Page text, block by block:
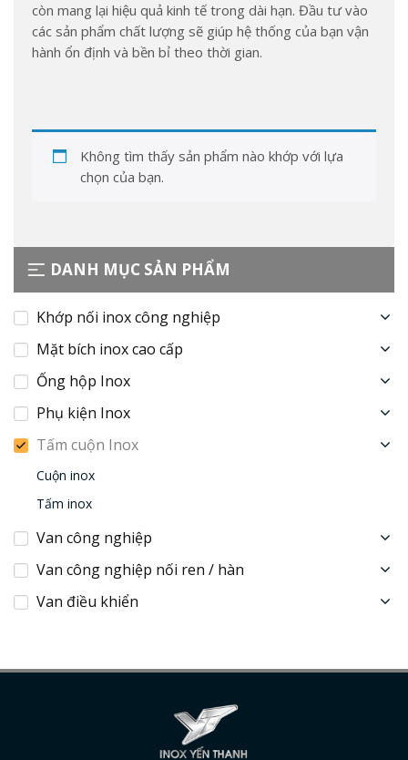
còn mang lại hiệu quả kinh tế trong dài hạn. Đầu tư vào
các sản phẩm chất lượng sẽ giúp hệ thống của bạn vận
hành ổn định và bền bỉ theo thời gian.
Không tìm thấy sản phẩm nào khớp với lựa
chọn của bạn.
DANH MỤC SẢN PHẨM
Khớp nối inox công nghiệp
Mặt bích inox cao cấp
Ống hộp Inox
Phụ kiện Inox
Tấm cuộn Inox
Cuộn inox
Tấm inox
Van công nghiệp
Van công nghiệp nối ren / hàn
Van điều khiển